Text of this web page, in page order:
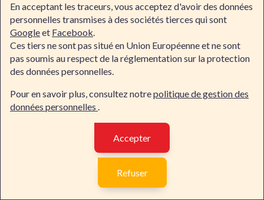
Contacter Dawan
Engagements
Recrutement
Conditions générales de vente
Mentions légales
Dawan Belgique
Dawan Suisse
Contacter Dawan
Par téléphone
02/318.50.01
En acceptant les traceurs, vous acceptez d'avoir des données
personnelles transmises à des sociétés tierces qui sont
Googleet Facebook.
Ces tiers ne sont pas situé en Union Européenne et ne sont
pas soumis au respect de la réglementation sur la protection
des données personnelles.
Pour en savoir plus, consultez notrepolitique de gestion des
données personnelles .
Accepter
Refuser